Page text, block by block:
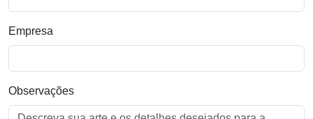
Empresa
Observações